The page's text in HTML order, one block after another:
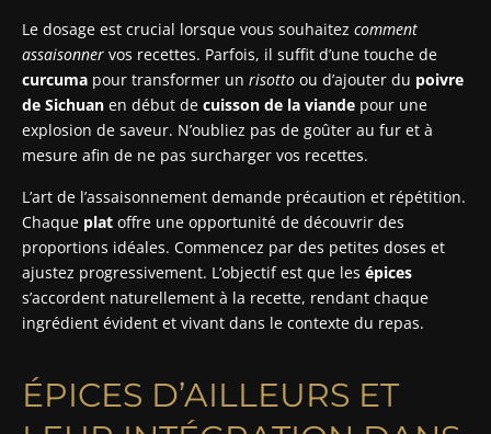
Le dosage est crucial lorsque vous souhaitez comment
assaisonner vos recettes. Parfois, il suffit d’une touche de
curcuma pour transformer un risotto ou d’ajouter du poivre
de Sichuan en début de cuisson de la viande pour une
explosion de saveur. N’oubliez pas de goûter au fur et à
mesure afin de ne pas surcharger vos recettes.
L’art de l’assaisonnement demande précaution et répétition.
Chaque plat offre une opportunité de découvrir des
proportions idéales. Commencez par des petites doses et
ajustez progressivement. L’objectif est que les épices
s’accordent naturellement à la recette, rendant chaque
ingrédient évident et vivant dans le contexte du repas.
ÉPICES D’AILLEURS ET